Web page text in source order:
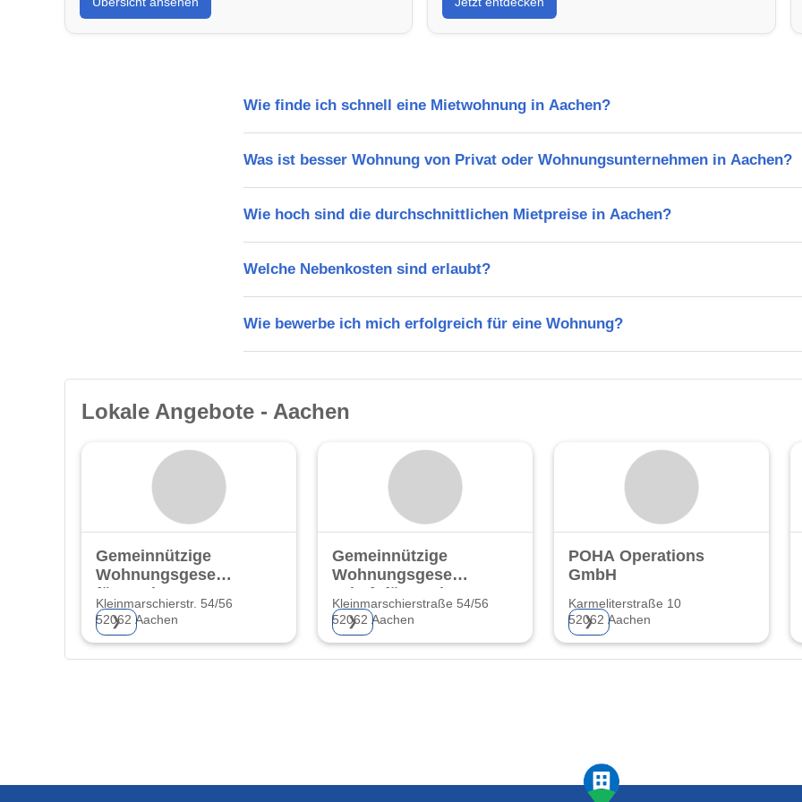
Wie finde ich schnell eine Mietwohnung in Aachen?
Was ist besser Wohnung von Privat oder Wohnungsunternehmen in Aachen?
Wie hoch sind die durchschnittlichen Mietpreise in Aachen?
Welche Nebenkosten sind erlaubt?
Wie bewerbe ich mich erfolgreich für eine Wohnung?
Lokale Angebote - Aachen
Gemeinnützige
Wohnungsgesellschaft
für Aachen AG
Kleinmarschierstr. 54/56
52062 Aachen
❯
Gemeinnützige
Wohnungsgesell-
schaft für Aachen
AG
Kleinmarschierstraße 54/56
52062 Aachen
❯
POHA Operations
GmbH
Karmeliterstraße 10
52062 Aachen
❯